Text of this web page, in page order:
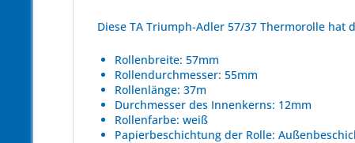
Diese TA Triumph-Adler 57/37 Thermorolle hat
Rollenbreite: 57mm
Rollendurchmesser: 55mm
Rollenlänge: 37m
Durchmesser des Innenkerns: 12mm
Rollenfarbe: weiß
Papierbeschichtung der Rolle: